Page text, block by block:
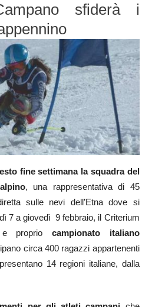
sfiderà i
fine settimana la squadra del
, una rappresentativa di 45
sulle nevi dell’Etna dove si
7 a giovedì 9 febbraio, il Criterium
e proprio campionato italiano
circa 400 ragazzi appartenenti
14 regioni italiane, dalla